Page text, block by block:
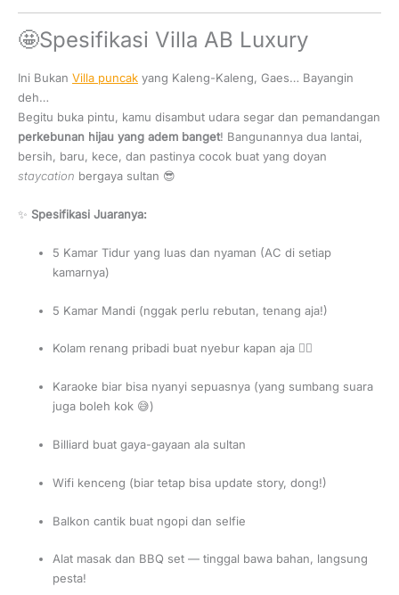
🤩Spesifikasi Villa AB Luxury
Ini Bukan Villa puncak yang Kaleng-Kaleng, Gaes… Bayangin
deh…
Begitu buka pintu, kamu disambut udara segar dan pemandangan
perkebunan hijau yang adem banget! Bangunannya dua lantai,
bersih, baru, kece, dan pastinya cocok buat yang doyan
staycation bergaya sultan 😎
✨ Spesifikasi Juaranya:
5 Kamar Tidur yang luas dan nyaman (AC di setiap
kamarnya)
5 Kamar Mandi (nggak perlu rebutan, tenang aja!)
Kolam renang pribadi buat nyebur kapan aja 🏊‍♀️
Karaoke biar bisa nyanyi sepuasnya (yang sumbang suara
juga boleh kok 😅)
Billiard buat gaya-gayaan ala sultan
Wifi kenceng (biar tetap bisa update story, dong!)
Balkon cantik buat ngopi dan selfie
Alat masak dan BBQ set — tinggal bawa bahan, langsung
pesta!